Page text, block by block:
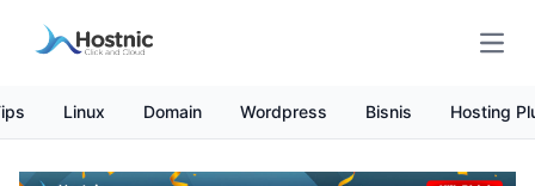
Linux Domain Wordpress Bisnis Hosting